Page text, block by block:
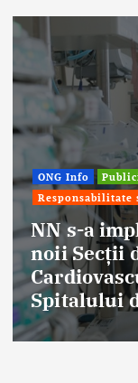
ONG Info
Responsabilitate
NN s-a
noii Secții
Spitalului